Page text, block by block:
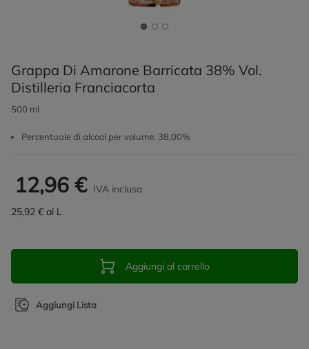
Grappa Di Amarone Barricata 38% Vol.
Distilleria Franciacorta
500 ml
Percentuale di alcool per volume: 38,00%
12,96 € IVA inclusa
25,92 € al L
Aggiungi al carrello
Aggiungi Lista